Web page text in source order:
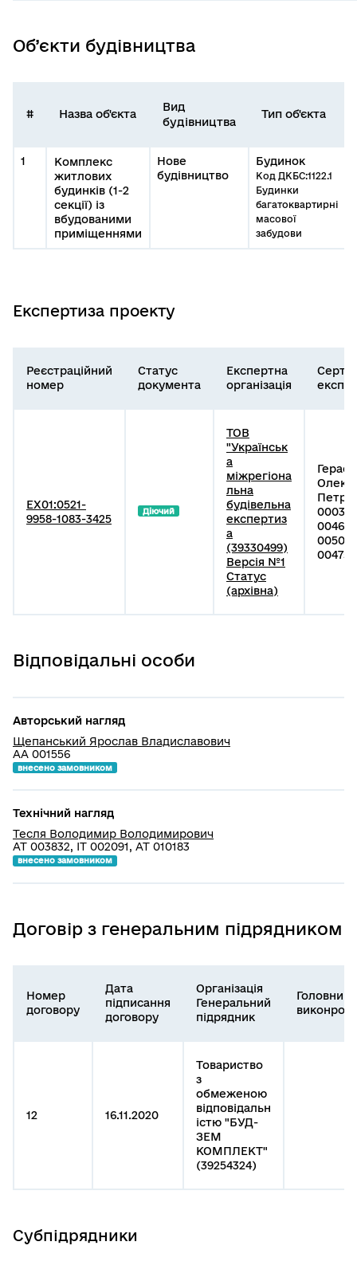
Об’єкти будівництва
# Назва об'єкта
Вид
будівництва
Тип об'єкта
1
Комплекс
житлових
будинків (1-2
секції) із
вбудованими
приміщеннями
Нове
будівництво
Будинок
Код ДКБС:1122.1
Будинки
багатоквартирні
масової
забудови
Експертиза проекту
Реєстраційний
номер
Статус
документа
Експертна
організація
EX01:0521-
9958-1083-3425
Діючий
ТОВ
"Українськ
а
міжрегіона
льна
будівельна
експертиз
а
(39330499)
Версія №1
Статус
(архівна)
Відповідальні особи
Авторський нагляд
Щепанський Ярослав Владиславович
АА 001556
внесено замовником
Технічний нагляд
Тесля Володимир Володимирович
АТ 003832, ІТ 002091, АТ 010183
внесено замовником
Договір з генеральним підрядником
Номер
договору
Дата
підписання
договору
Організація
Генеральний
підрядник
Головний
виконроб
12 16.11.2020
Товариство
з
обмеженою
відповідальн
істю "БУД-
ЗЕМ
КОМПЛЕКТ"
(39254324)
Субпідрядники